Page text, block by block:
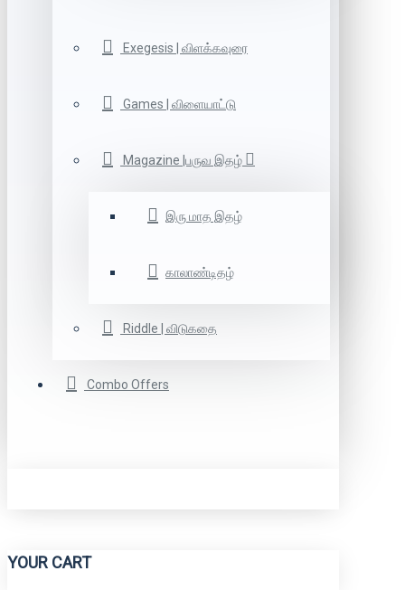
Exegesis | விளக்கவுரை
Games | விளையாட்டு
Magazine |பருவ இதழ்
இரு மாத இதழ்
காலாண்டிதழ்
Riddle | விடுகதை
Combo Offers
YOUR CART